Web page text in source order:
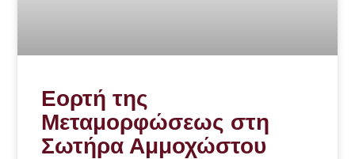
Εορτή της
Μεταμορφώσεως στη
Σωτήρα Αμμοχώστου